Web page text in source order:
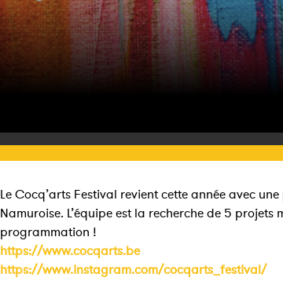
Le Cocq’arts Festival revient cette année avec
Namuroise. L’équipe est la recherche de 5
programmation !
https://www.cocqarts.be
https://www.instagram.com/cocqarts_festival/